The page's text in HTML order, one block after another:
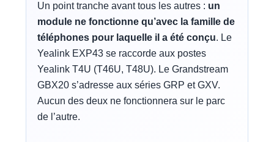
Un point tranche avant tous les autres : un
module ne fonctionne qu’avec la famille de
téléphones pour laquelle il a été conçu. Le
Yealink EXP43 se raccorde aux postes
Yealink T4U (T46U, T48U). Le Grandstream
GBX20 s’adresse aux séries GRP et GXV.
Aucun des deux ne fonctionnera sur le parc
de l’autre.